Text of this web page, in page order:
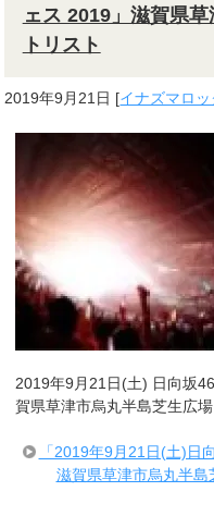
ェス 2019」滋賀県
トリスト
2019年9月21日 [イナズマロ
2019年9月21日(土) 日向坂
賀県草津市烏丸半島芝生広場
「2019年9月21日(土)日
滋賀県草津市烏丸半